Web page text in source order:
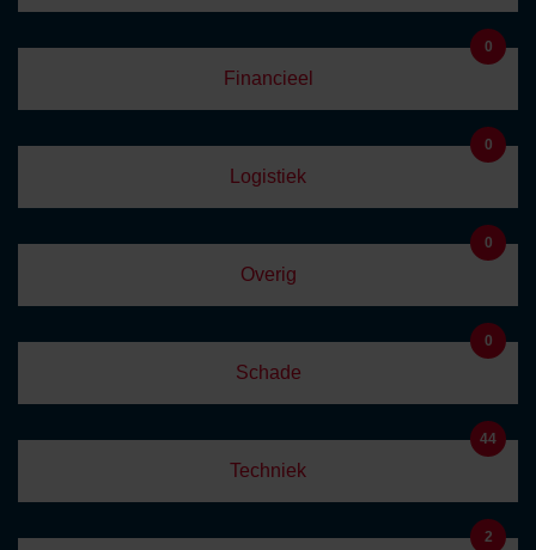
Financieel
0
Logistiek
0
Overig
0
Schade
0
Techniek
44
2